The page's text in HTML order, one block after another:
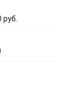
руб.